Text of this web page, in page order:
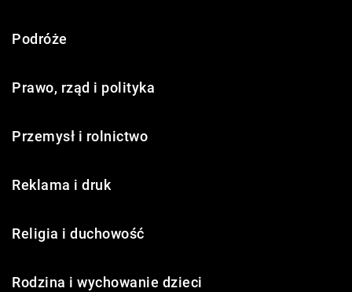
Podróże
Prawo, rząd i polityka
Przemysł i rolnictwo
Reklama i druk
Religia i duchowość
Rodzina i wychowanie dzieci